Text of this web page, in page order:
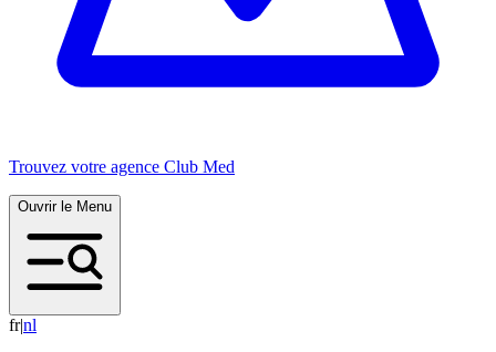
Trouvez votre agence Club Med
Ouvrir le Menu
fr|nl